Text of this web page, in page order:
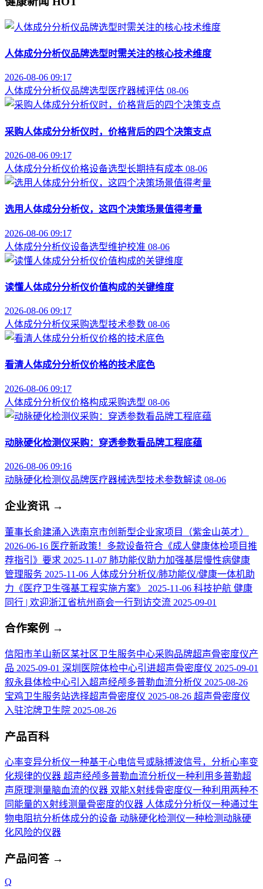
人体成分分析仪品牌选型时需关注的核心技术维度
2026-08-06 09:17
人体成分分析仪品牌选型 医疗器械评估 08-06
采购人体成分分析仪时，价格背后的四个决策支点
2026-08-06 09:17
人体成分分析仪价格设备选型长期持有成本 08-06
选用人体成分分析仪，这四个决策场景值得考量
2026-08-06 09:17
人体成分分析仪设备选型维护校准 08-06
读懂人体成分分析仪价值构成的关键维度
2026-08-06 09:17
人体成分分析仪采购选型技术参数 08-06
看清人体成分分析仪价格的技术底色
2026-08-06 09:17
人体成分分析仪价格构成采购选型 08-06
动脉硬化检测仪采购：穿透参数看品牌工程底蕴
2026-08-06 09:16
动脉硬化检测仪品牌医疗器械选型技术参数解读 08-06
企业资讯 →
董事长俞建涌入选南京市创新型企业家项目（紫金山英才）
2026-06-16 医疗新政策！多款设备符合《成人健康体检项目推
荐指引》要求 2025-11-07 肺功能仪助力加强基层慢性病健康
管理服务 2025-11-06 人体成分分析仪/肺功能仪/健康一体机助
力《医疗卫生强基工程实施方案》
2025-11-06 科技护航 健康
同行 | 欢迎浙江省杭州商会一行到访交流 2025-09-01
合作案例 →
信阳市羊山新区某社区卫生服务中心采购品牌超声骨密度仪产
品 2025-09-01 深圳医院体检中心引进超声骨密度仪 2025-09-01
叙永县体检中心引入超声经颅多普勒血流分析仪 2025-08-26
宝鸡卫生服务站选择超声骨密度仪 2025-08-26 超声骨密度仪
入驻沱牌卫生院 2025-08-26
产品百科
心率变异分析仪一种基于心电信号或脉搏波信号，分析心率变
化规律的仪器 超声经颅多普勒血流分析仪一种利用多普勒超
声原理测量脑血流的仪器 双能X射线骨密度仪一种利用两种不
同能量的X射线测量骨密度的仪器 人体成分分析仪一种通过生
物电阻抗分析体成分的设备 动脉硬化检测仪一种检测动脉硬
化风险的仪器
产品问答 →
Q